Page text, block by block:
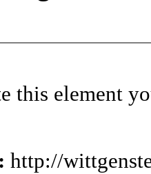
this element
http://